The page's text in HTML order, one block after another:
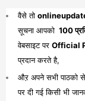
वैसे तो
सूचना आपको 100
वेबसाइट पर Official
प्रदान करते है,
औऱ अपने सभी पाठको
पर दी गई किसी भी